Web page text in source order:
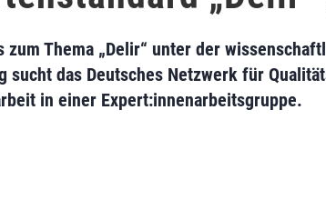
Thema „Delir“ unter der
sucht das Deutsches Netzwerk für
in einer Expert:innenarbeitsgruppe.